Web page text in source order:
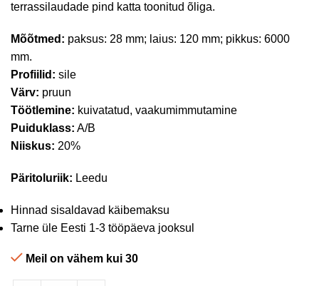
terrassilaudade pind katta toonitud õliga.
Mõõtmed: paksus: 28 mm; laius: 120 mm; pikkus: 6000
mm.
Profiilid: sile
Värv: pruun
Töötlemine: kuivatatud, vaakumimmutamine
Puiduklass: A/B
Niiskus: 20%
Päritoluriik: Leedu
Hinnad sisaldavad käibemaksu
Tarne üle Eesti 1-3 tööpäeva jooksul
Meil on vähem kui 30